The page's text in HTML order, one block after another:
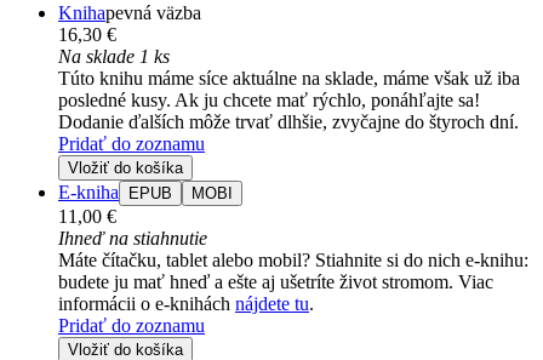
Knihapevná väzba
16,30 €
Na sklade 1 ks
Túto knihu máme síce aktuálne na sklade, máme však už iba
posledné kusy. Ak ju chcete mať rýchlo, ponáhľajte sa!
Dodanie ďalších môže trvať dlhšie, zvyčajne do štyroch dní.
Pridať do zoznamu
Vložiť do košíka
E-kniha EPUB MOBI
11,00 €
Ihneď na stiahnutie
Máte čítačku, tablet alebo mobil? Stiahnite si do nich e-knihu:
budete ju mať hneď a ešte aj ušetríte život stromom. Viac
informácii o e-knihách nájdete tu.
Pridať do zoznamu
Vložiť do košíka